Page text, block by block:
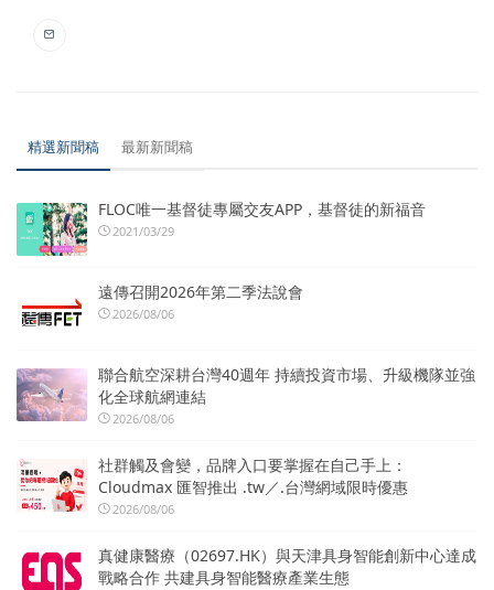
精選新聞稿 最新新聞稿
FLOC唯一基督徒專屬交友APP，基督徒的新福音
2021/03/29
遠傳召開2026年第二季法說會
2026/08/06
聯合航空深耕台灣40週年 持續投資市場、升級機隊並強
化全球航網連結
2026/08/06
社群觸及會變，品牌入口要掌握在自己手上：
Cloudmax 匯智推出 .tw／.台灣網域限時優惠
2026/08/06
真健康醫療（02697.HK）與天津具身智能創新中心達成
戰略合作 共建具身智能醫療產業生態